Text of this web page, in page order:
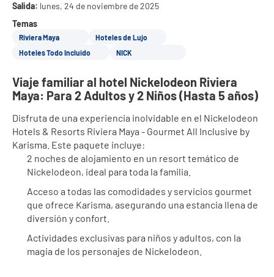
Salida: lunes, 24 de noviembre de 2025
Temas
Riviera Maya
Hoteles de Lujo
Hoteles Todo Incluido
NICK
Viaje familiar al hotel Nickelodeon Riviera
Maya: Para 2 Adultos y 2 Niños (Hasta 5 años)
Disfruta de una experiencia inolvidable en el Nickelodeon
Hotels & Resorts Riviera Maya - Gourmet All Inclusive by
Karisma. Este paquete incluye:
2 noches de alojamiento en un resort temático de
Nickelodeon, ideal para toda la familia.
Acceso a todas las comodidades y servicios gourmet
que ofrece Karisma, asegurando una estancia llena de
diversión y confort.
Actividades exclusivas para niños y adultos, con la
magia de los personajes de Nickelodeon.